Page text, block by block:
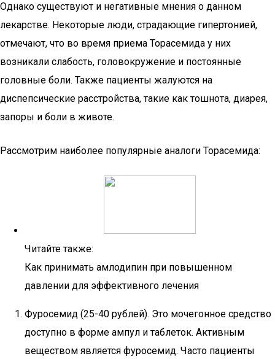
Однако существуют и негативные мнения о данном
лекарстве. Некоторые люди, страдающие гипертонией,
отмечают, что во время приема Торасемида у них
возникали слабость, головокружение и постоянные
головные боли. Также пациенты жалуются на
диспепсические расстройства, такие как тошнота, диарея,
запоры и боли в животе.
Рассмотрим наиболее популярные аналоги Торасемида:
Читайте также:
Как принимать амлодипин при повышенном
давлении для эффективного лечения
Фуросемид (25-40 рублей). Это мочегонное средство
доступно в форме ампул и таблеток. Активным
веществом является фуросемид. Часто пациенты